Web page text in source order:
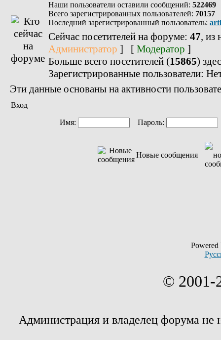
Наши пользователи оставили сообщений: 522469
Всего зарегистрированных пользователей: 70157
Последний зарегистрированный пользователь:
Сейчас посетителей на форуме: 47, из
Администратор ] [ Модератор ]
Больше всего посетителей (15865)
Зарегистрированные пользователи:
Эти данные основаны на активности
Вход
Имя: Пароль:
Новые сообщения
© 2001-
Администрация и владелец форума не